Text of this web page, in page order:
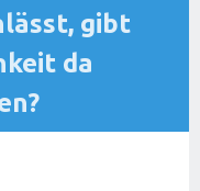
gibt
da